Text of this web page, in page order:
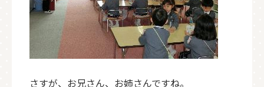
さすが、お兄さん、お姉さんですね。